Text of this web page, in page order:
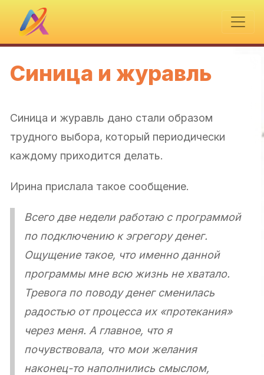
Синица и журавль
Синица и журавль дано стали образом
трудного выбора, который периодически
каждому приходится делать.
Ирина прислала такое сообщение.
Всего две недели работаю с программой
по подключению к эгрегору денег.
Ощущение такое, что именно данной
программы мне всю жизнь не хватало.
Тревога по поводу денег сменилась
радостью от процесса их «протекания»
через меня. А главное, что я
почувствовала, что мои желания
наконец-то наполнились смыслом,